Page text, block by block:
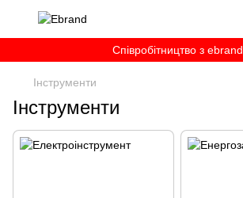
Співробітництво з ebrand
Інструменти
Інструменти